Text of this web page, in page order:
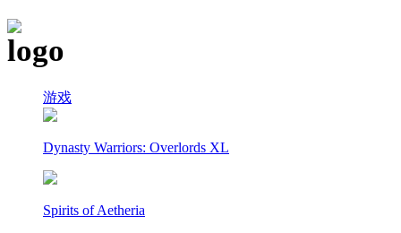
游戏
Dynasty Warriors: Overlords XL
Spirits of Aetheria